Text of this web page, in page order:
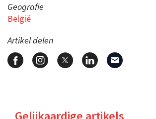
Geografie
België
Artikel delen
Gelijkaardige artikels